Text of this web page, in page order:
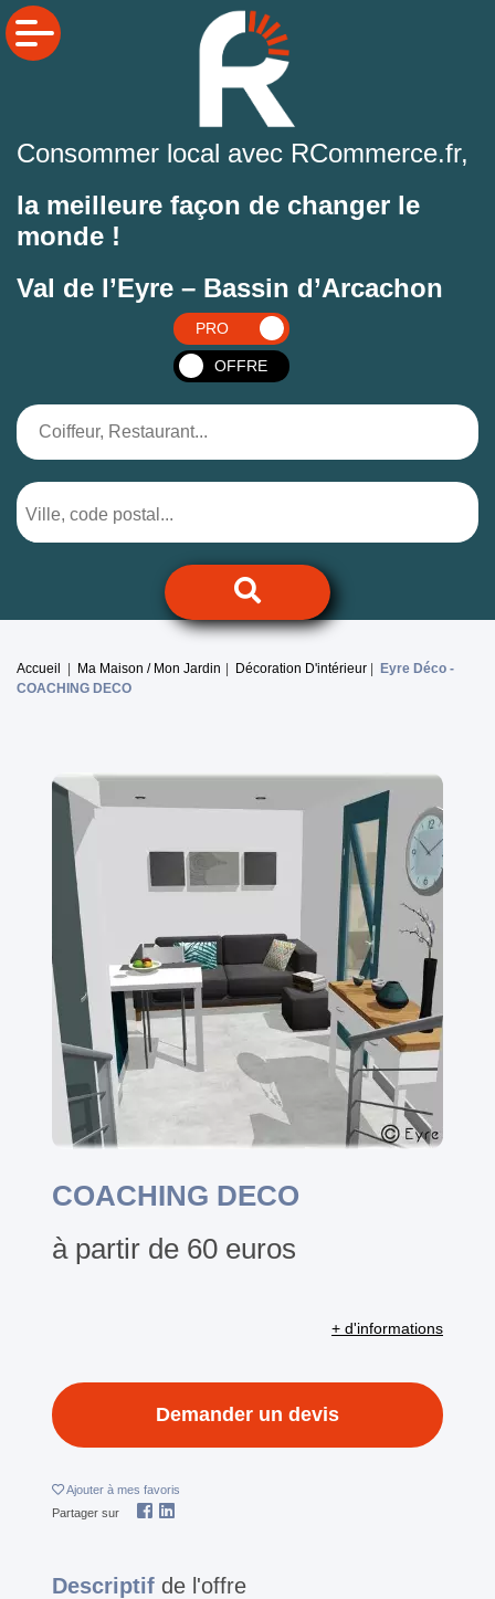
Consommer local avec RCommerce.fr,
la meilleure façon de changer le
monde !
Val de l’Eyre – Bassin d’Arcachon
PRO
OFFRE
Accueil Ma Maison / Mon Jardin Décoration D'intérieur
Eyre Déco -
COACHING DECO
COACHING DECO
à partir de 60 euros
+ d'informations
Demander un devis
Ajouter à mes favoris
Partager sur
Descriptif de l'offre